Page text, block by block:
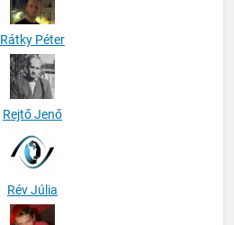
Rátky Péter
Rejtő Jenő
Rév Júlia